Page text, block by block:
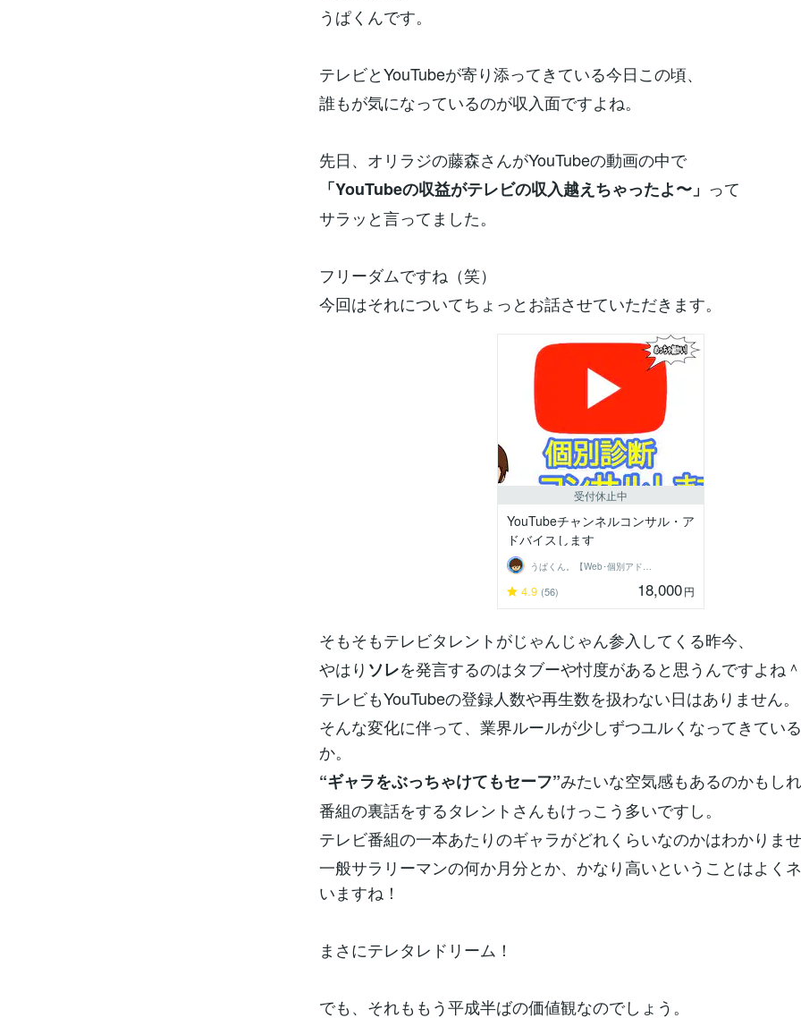
うぱくんです。
テレビとYouTubeが寄り添ってきている今日この頃、
誰もが気になっているのが収入面ですよね。
先日、オリラジの藤森さんがYouTubeの動画の中で
「YouTubeの収益がテレビの収入越えちゃったよ〜」 って
サラッと言ってました。
フリーダムですね（笑）
今回はそれについてちょっとお話させていただきます。
受付休止中
YouTubeチャンネルコンサル・ア
ドバイスします
うぱくん。【Web･個別アドバイス系】
4.9 (56) 18,000円
そもそもテレビタレントがじゃんじゃん参入してくる昨今、
やはり ソレを発言するのはタブーや忖度があると思うんですよね＾
テレビもYouTubeの登録人数や再生数を扱わない日はありません。
そんな変化に伴って、業界ルールが少しずつユルくなってきてい
か。
“ギャラをぶっちゃけてもセーフ”みたいな空気感もあるのかもしれ
番組の裏話をするタレントさんもけっこう多いですし。
テレビ番組の一本あたりのギャラがどれくらいなのかはわかりませ
一般サラリーマンの何か月分とか、かなり高いということはよく
いますね！
まさにテレタレドリーム！
でも、それももう平成半ばの価値観なのでしょう。